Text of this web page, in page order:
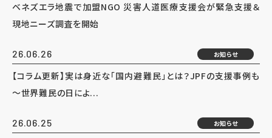
ベネズエラ地震で加盟NGO 災害人道医療支援会が緊急支援＆
現地ニーズ調査を開始
26.06.26 お知らせ
【コラム更新】実は身近な「国内避難民」とは？JPFの支援事例も
～世界難民の日によ...
26.06.25 お知らせ